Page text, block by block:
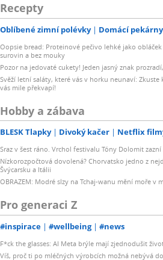
Recepty
Oblíbené zimní polévky Domácí pekárny
Oopsie bread: Proteinové pečivo lehké jako
surovin a bez mouky
Pozor na jedovaté cukety! Jeden jasný znak
Svěží letní saláty, které vás v horku neunaví:
vás mile překvapí!
Hobby a zábava
BLESK Tlapky Divoký kačer Netflix
Sraz v šest ráno. Vrchol festivalu Tóny Dolomit
Nízkorozpočtová dovolená? Chorvatsko jedno z
Švýcarsku a Itálii
OBRAZEM: Modré slzy na Tchaj-wanu mění moře v
Pro generaci Z
#inspirace #wellbeing #news
F*ck the glasses: AI Meta brýle mají zjednodušit
Víš, proč ti po mléčných výrobcích možná nebývá